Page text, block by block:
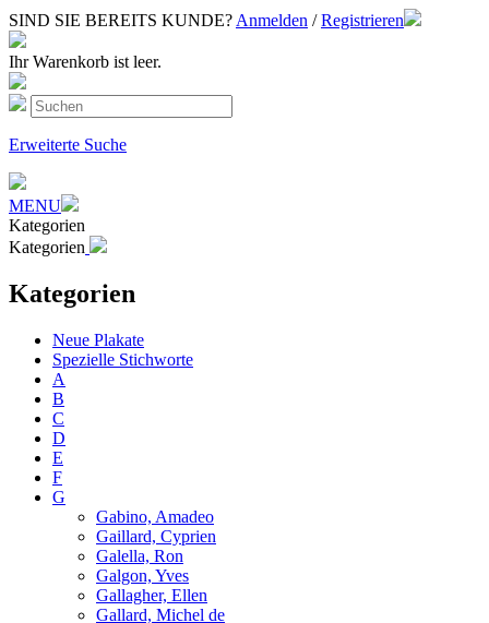
SIND SIE BEREITS KUNDE? Anmelden / Registrieren
Ihr Warenkorb ist leer.
Erweiterte Suche
MENU
Kategorien
Kategorien
Kategorien
Neue Plakate
Spezielle Stichworte
A
B
C
D
E
F
G
Gabino, Amadeo
Gaillard, Cyprien
Galella, Ron
Galgon, Yves
Gallagher, Ellen
Gallard, Michel de